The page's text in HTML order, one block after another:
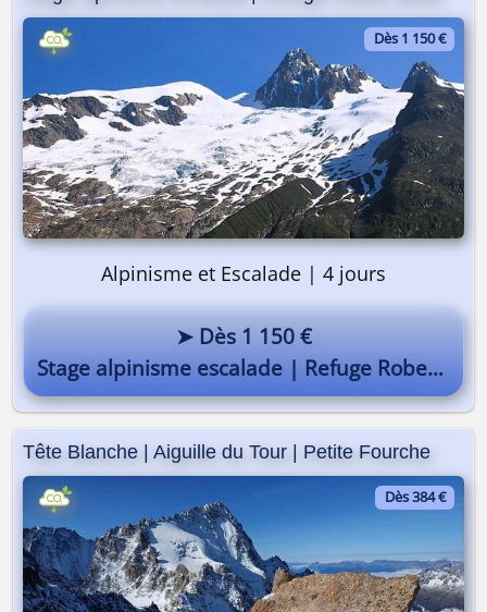
Dès 1 150 €
Alpinisme et Escalade | 4 jours
➤ Dès 1 150 €
Stage alpinisme escalade | Refuge Robert Blanc
Tête Blanche | Aiguille du Tour | Petite Fourche
Dès 384 €